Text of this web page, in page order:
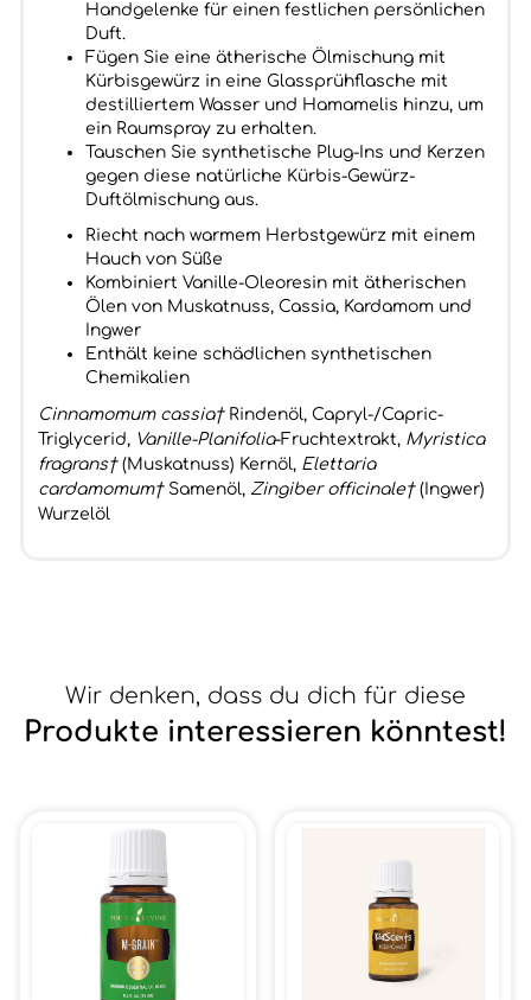
Handgelenke für einen festlichen persönlichen
Duft.
Fügen Sie eine ätherische Ölmischung mit
Kürbisgewürz in eine Glassprühflasche mit
destilliertem Wasser und Hamamelis hinzu, um
ein Raumspray zu erhalten.
Tauschen Sie synthetische Plug-Ins und Kerzen
gegen diese natürliche Kürbis-Gewürz-
Duftölmischung aus.
Riecht nach warmem Herbstgewürz mit einem
Hauch von Süße
Kombiniert Vanille-Oleoresin mit ätherischen
Ölen von Muskatnuss, Cassia, Kardamom und
Ingwer
Enthält keine schädlichen synthetischen
Chemikalien
Cinnamomum cassia† Rindenöl, Capryl-/Capric-
Triglycerid, Vanille-Planifolia-Fruchtextrakt, Myristica
fragrans† (Muskatnuss) Kernöl, Elettaria
cardamomum† Samenöl, Zingiber officinale† (Ingwer)
Wurzelöl
Wir denken, dass du dich für diese
Produkte interessieren könntest!